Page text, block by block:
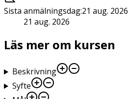
Sista anmälningsdag:21 aug. 2026
21 aug. 2026
Läs mer om kursen
Beskrivning
Syfte